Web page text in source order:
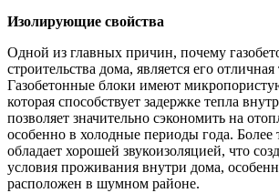
Изолирующие свойства
Одной из главных причин, почему
строительства дома, является его
Газобетонные блоки имеют
которая способствует задержке тепла
позволяет значительно сэкономить на
особенно в холодные периоды года. Более
обладает хорошей звукоизоляцией, что
условия проживания внутри дома,
расположен в шумном районе.